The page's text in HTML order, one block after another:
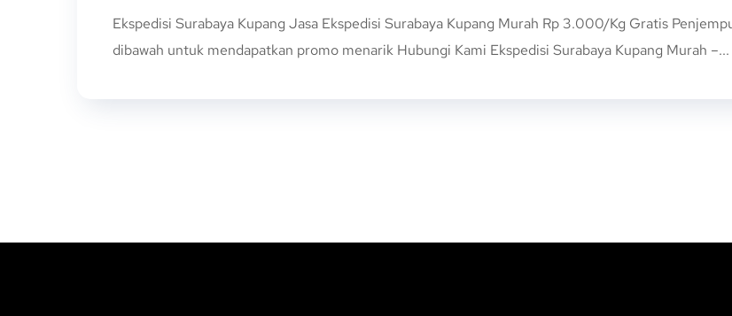
Ekspedisi Surabaya Kupang Jasa Ekspedisi Surabaya Kupang Murah Rp 3.000/Kg Gratis
dibawah untuk mendapatkan promo menarik Hubungi Kami Ekspedisi Surabaya Kupang Murah –...